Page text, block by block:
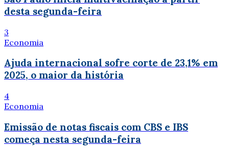
desta segunda-feira
3
Economia
Ajuda internacional sofre corte de 23,1% em
2025, o maior da história
4
Economia
Emissão de notas fiscais com CBS e IBS
começa nesta segunda-feira